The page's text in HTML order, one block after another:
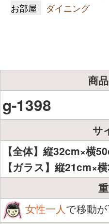
お部屋
ダイニング
商
g-1398
サ
【全体】縦32cm×横
【ガラス】縦21cm×
女性一人で移動